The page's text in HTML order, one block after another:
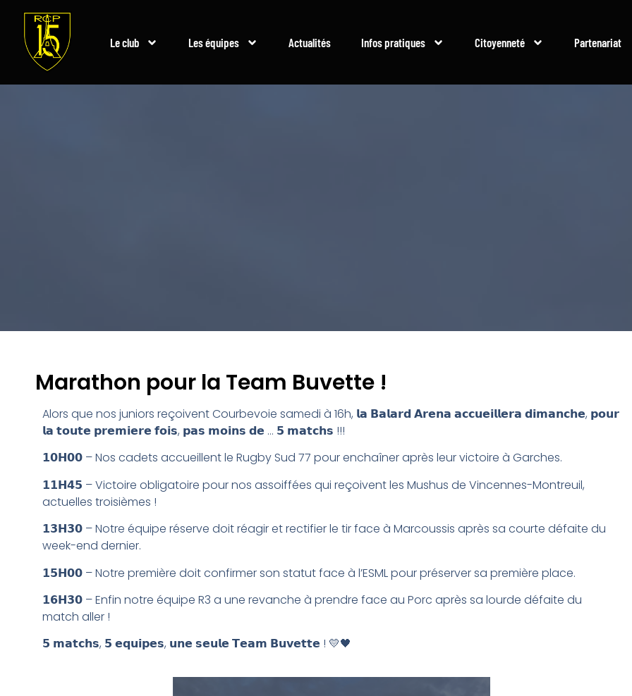
Le club Les équipes Actualités Infos pratiques Citoyenneté Partenariat
Marathon pour la Team Buvette !
Alors que nos juniors reçoivent Courbevoie samedi à 16h, 𝗹𝗮 𝗕𝗮𝗹𝗮𝗿𝗱 𝗔𝗿𝗲𝗻𝗮 𝗮𝗰𝗰𝘂𝗲𝗶𝗹𝗹𝗲𝗿𝗮 𝗱𝗶𝗺𝗮𝗻𝗰𝗵𝗲, 𝗽𝗼𝘂𝗿
𝗹𝗮 𝘁𝗼𝘂𝘁𝗲 𝗽𝗿𝗲𝗺𝗶𝗲𝗿𝗲 𝗳𝗼𝗶𝘀, 𝗽𝗮𝘀 𝗺𝗼𝗶𝗻𝘀 𝗱𝗲 … 𝟱 𝗺𝗮𝘁𝗰𝗵𝘀 !!!
𝟭𝟬𝗛𝟬𝟬 – Nos cadets accueillent le Rugby Sud 77 pour enchaîner après leur victoire à Garches.
𝟭𝟭𝗛𝟰𝟱 – Victoire obligatoire pour nos assoiffées qui reçoivent les Mushus de Vincennes-Montreuil,
actuelles troisièmes !
𝟭𝟯𝗛𝟯𝟬 – Notre équipe réserve doit réagir et rectifier le tir face à Marcoussis après sa courte défaite du
week-end dernier.
𝟭𝟱𝗛𝟬𝟬 – Notre première doit confirmer son statut face à l’ESML pour préserver sa première place.
𝟭𝟲𝗛𝟯𝟬 – Enfin notre équipe R3 a une revanche à prendre face au Porc après sa lourde défaite du
match aller !
𝟱 𝗺𝗮𝘁𝗰𝗵𝘀, 𝟱 𝗲𝗾𝘂𝗶𝗽𝗲𝘀, 𝘂𝗻𝗲 𝘀𝗲𝘂𝗹𝗲 𝗧𝗲𝗮𝗺 𝗕𝘂𝘃𝗲𝘁𝘁𝗲 ! 💛🖤